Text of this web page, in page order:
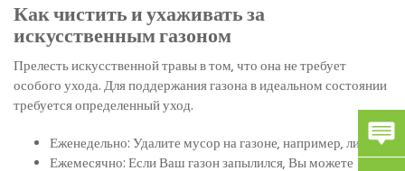
Как чистить и ухаживать за
искусственным газоном
Прелесть искусственной травы в том, что она не требует
особого ухода. Для поддержания газона в идеальном состоянии
требуется определенный уход.
Еженедельно: Удалите мусор на газоне, например, листья.
Ежемесячно: Если Ваш газон запылился, Вы можете